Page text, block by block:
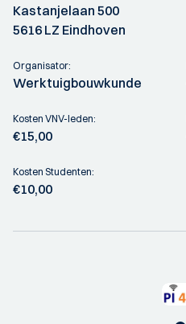
Kastanjelaan 500
5616 LZ Eindhoven
Organisator:
Werktuigbouwkunde
Kosten VNV-leden:
€15,00
Kosten Studenten:
€10,00